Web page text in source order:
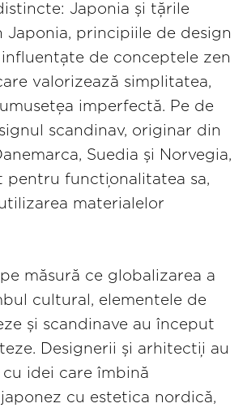
Japonia și țările
Japonia, principiile de design
de conceptele zen
valorizează simplitatea,
imperfectă. Pe de
scandinav, originar din
Suedia și Norvegia,
pentru funcționalitatea sa,
materialelor
măsură ce globalizarea a
cultural, elementele de
și scandinave au început
Designerii și arhitecții au
idei care îmbină
cu estetica nordică,